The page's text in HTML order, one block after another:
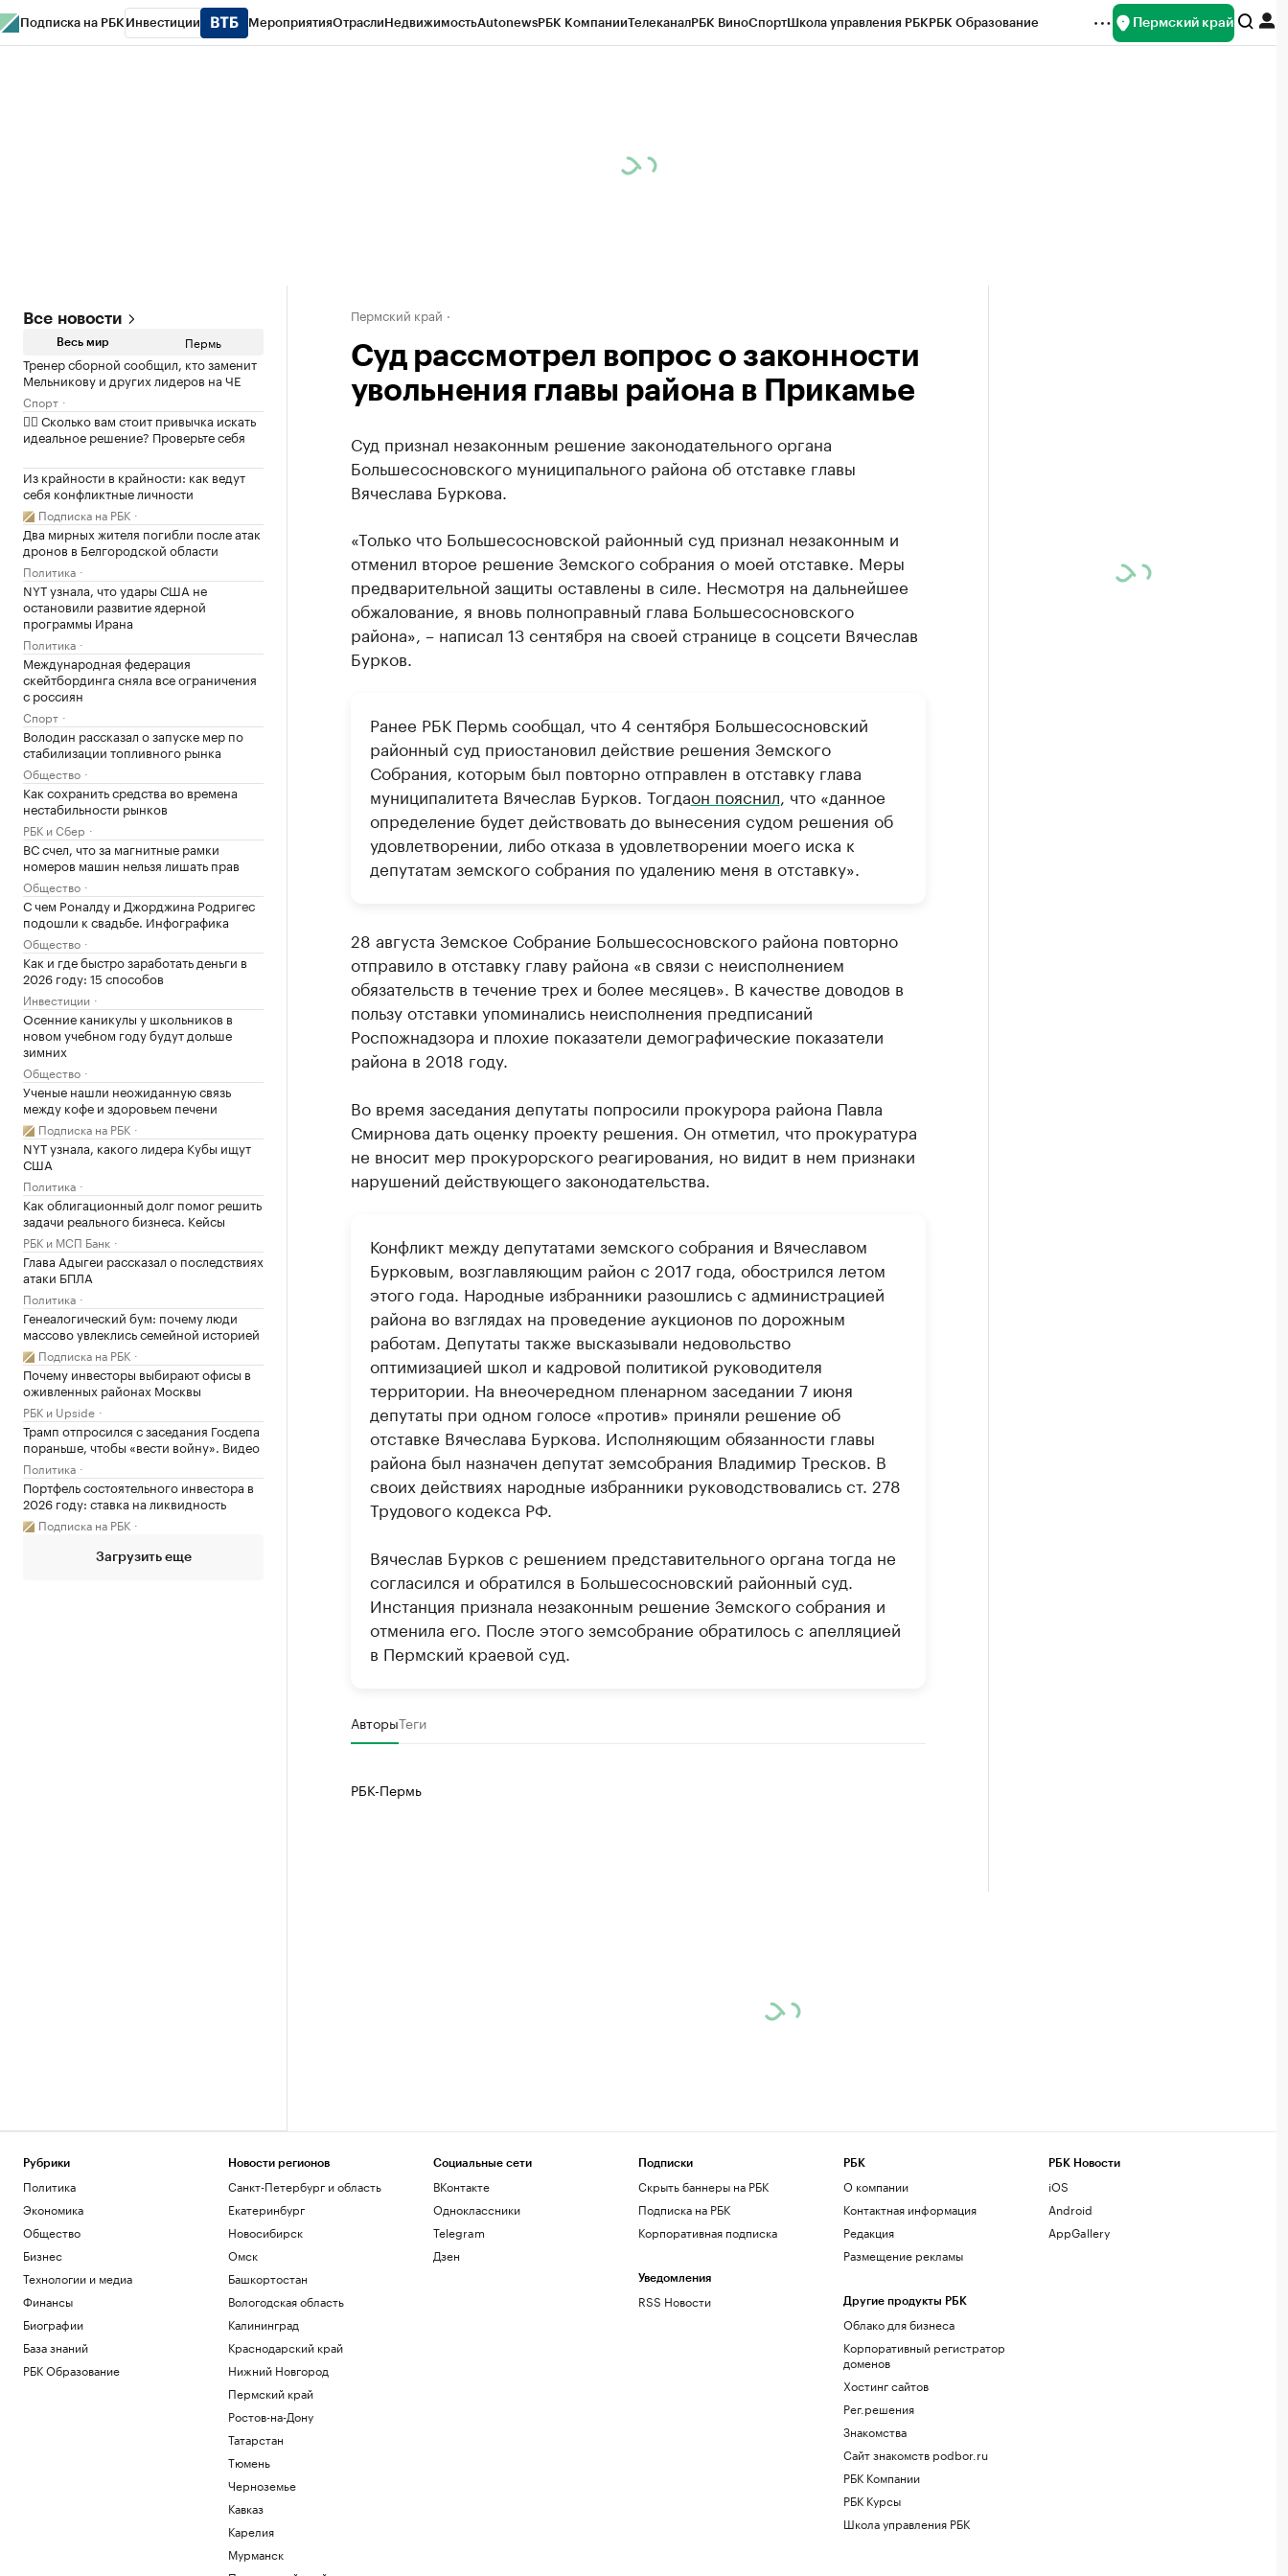
Подписка на РБК Инвестиции МероприятияОтраслиНедвижимостьAutonewsРБК КомпанииТелеканалРБК ВиноСпортШкола управления РБКРБК Образование Пермский край
Все новости
Весь мир Пермь
Тренер сборной сообщил, кто заменит
Мельникову и других лидеров на ЧЕ
Спорт
✍🏻 Сколько вам стоит привычка искать
идеальное решение? Проверьте себя
Из крайности в крайности: как ведут
себя конфликтные личности
Подписка на РБК
Два мирных жителя погибли после атак
дронов в Белгородской области
Политика
NYT узнала, что удары США не
остановили развитие ядерной
программы Ирана
Политика
Международная федерация
скейтбординга сняла все ограничения
с россиян
Спорт
Володин рассказал о запуске мер по
стабилизации топливного рынка
Общество
Как сохранить средства во времена
нестабильности рынков
РБК и Сбер
ВС счел, что за магнитные рамки
номеров машин нельзя лишать прав
Общество
С чем Роналду и Джорджина Родригес
подошли к свадьбе. Инфографика
Общество
Как и где быстро заработать деньги в
2026 году: 15 способов
Инвестиции
Осенние каникулы у школьников в
новом учебном году будут дольше
зимних
Общество
Ученые нашли неожиданную связь
между кофе и здоровьем печени
Подписка на РБК
NYT узнала, какого лидера Кубы ищут
США
Политика
Как облигационный долг помог решить
задачи реального бизнеса. Кейсы
РБК и МСП Банк
Глава Адыгеи рассказал о последствиях
атаки БПЛА
Политика
Генеалогический бум: почему люди
массово увлеклись семейной историей
Подписка на РБК
Почему инвесторы выбирают офисы в
оживленных районах Москвы
РБК и Upside
Трамп отпросился с заседания Госдепа
пораньше, чтобы «вести войну». Видео
Политика
Портфель состоятельного инвестора в
2026 году: ставка на ликвидность
Подписка на РБК
Загрузить еще
Пермский край
Суд рассмотрел вопрос о законности
увольнения главы района в Прикамье
Суд признал незаконным решение законодательного органа
Большесосновского муниципального района об отставке главы
Вячеслава Буркова.
«Только что Большесосновской районный суд признал незаконным и
отменил второе решение Земского собрания о моей отставке. Меры
предварительной защиты оставлены в силе. Несмотря на дальнейшее
обжалование, я вновь полноправный глава Большесосновского
района», – написал 13 сентября на своей странице в соцсети Вячеслав
Бурков.
Ранее РБК Пермь сообщал, что 4 сентября Большесосновский
районный суд приостановил действие решения Земского
Собрания, которым был повторно отправлен в отставку глава
муниципалитета Вячеслав Бурков. Тогдаон пояснил , что «данное
определение будет действовать до вынесения судом решения об
удовлетворении, либо отказа в удовлетворении моего иска к
депутатам земского собрания по удалению меня в отставку».
28 августа Земское Собрание Большесосновского района повторно
отправило в отставку главу района «в связи с неисполнением
обязательств в течение трех и более месяцев». В качестве доводов в
пользу отставки упоминались неисполнения предписаний
Роспожнадзора и плохие показатели демографические показатели
района в 2018 году.
Во время заседания депутаты попросили прокурора района Павла
Смирнова дать оценку проекту решения. Он отметил, что прокуратура
не вносит мер прокурорского реагирования, но видит в нем признаки
нарушений действующего законодательства.
Конфликт между депутатами земского собрания и Вячеславом
Бурковым, возглавляющим район с 2017 года, обострился летом
этого года. Народные избранники разошлись с администрацией
района во взглядах на проведение аукционов по дорожным
работам. Депутаты также высказывали недовольство
оптимизацией школ и кадровой политикой руководителя
территории. На внеочередном пленарном заседании 7 июня
депутаты при одном голосе «против» приняли решение об
отставке Вячеслава Буркова. Исполняющим обязанности главы
района был назначен депутат земсобрания Владимир Тресков. В
своих действиях народные избранники руководствовались ст. 278
Трудового кодекса РФ.
Вячеслав Бурков с решением представительного органа тогда не
согласился и обратился в Большесосновский районный суд.
Инстанция признала незаконным решение Земского собрания и
отменила его. После этого земсобрание обратилось с апелляцией
в Пермский краевой суд.
АвторыТеги
РБК-Пермь
Рубрики
Политика
Экономика
Общество
Бизнес
Технологии и медиа
Финансы
Биографии
База знаний
РБК Образование
Новости регионов
Санкт-Петербург и область
Екатеринбург
Новосибирск
Омск
Башкортостан
Вологодская область
Калининград
Краснодарский край
Нижний Новгород
Пермский край
Ростов-на-Дону
Татарстан
Тюмень
Черноземье
Кавказ
Карелия
Мурманск
Социальные сети
ВКонтакте
Одноклассники
Telegram
Дзен
Подписки
Скрыть баннеры на РБК
Подписка на РБК
Корпоративная подписка
Уведомления
RSS Новости
РБК
О компании
Контактная информация
Редакция
Размещение рекламы
Другие продукты РБК
Облако для бизнеса
Корпоративный регистратор
доменов
Хостинг сайтов
Рег.решения
Знакомства
Сайт знакомств podbor.ru
РБК Компании
РБК Курсы
Школа управления РБК
РБК Новости
iOS
Android
AppGallery